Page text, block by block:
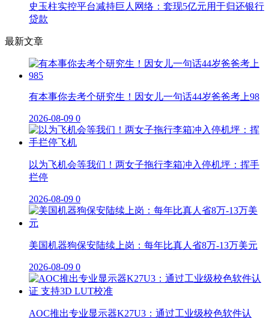
史玉柱实控平台减持巨人网络：套现5亿元用于归还银行
贷款
最新文章
有本事你去考个研究生！因女儿一句话44岁爸爸考上98
2026-08-09 0
以为飞机会等我们！两女子拖行李箱冲入停机坪：挥手
拦停
2026-08-09 0
美国机器狗保安陆续上岗：每年比真人省8万-13万美元
2026-08-09 0
AOC推出专业显示器K27U3：通过工业级校色软件认